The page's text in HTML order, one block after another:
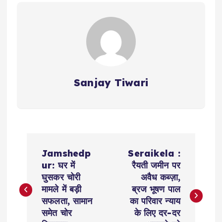
Sanjay Tiwari
s
Jamshedp
ur: घर में
घुसकर चोरी
मामले में बड़ी
सफलता, सामान
समेत चोर
Seraikela :
रैयती जमीन पर
अवैध कब्ज़ा,
ब्रज भूषण पाल
का परिवार न्याय
के लिए दर-दर